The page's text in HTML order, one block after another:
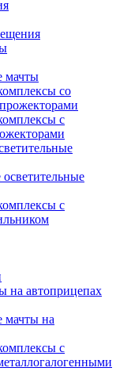
мачты
со
с
с
на автоприцепах
мачты на
с